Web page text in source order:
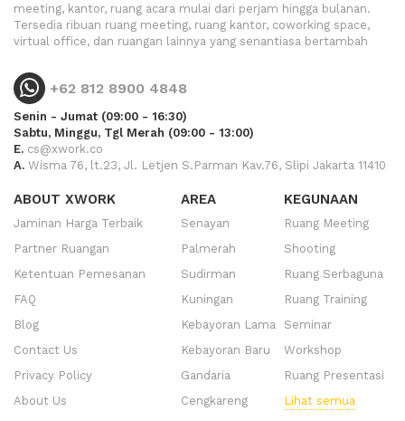
meeting, kantor, ruang acara mulai dari perjam hingga bulanan.
Tersedia ribuan ruang meeting, ruang kantor, coworking space,
virtual office, dan ruangan lainnya yang senantiasa bertambah
+62 812 8900 4848
Senin - Jumat (09:00 - 16:30)
Sabtu, Minggu, Tgl Merah (09:00 - 13:00)
E. cs@xwork.co
A. Wisma 76, lt.23, Jl. Letjen S.Parman Kav.76, Slipi Jakarta 11410
ABOUT XWORK
Jaminan Harga Terbaik
Partner Ruangan
Ketentuan Pemesanan
FAQ
Blog
Contact Us
Privacy Policy
About Us
AREA
Senayan
Palmerah
Sudirman
Kuningan
Kebayoran Lama
Kebayoran Baru
Gandaria
Cengkareng
KEGUNAAN
Ruang Meeting
Shooting
Ruang Serbaguna
Ruang Training
Seminar
Workshop
Ruang Presentasi
Lihat semua